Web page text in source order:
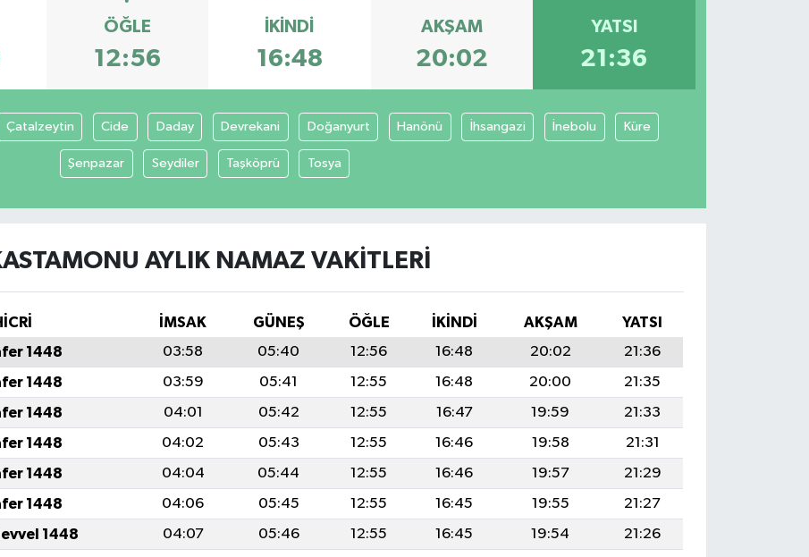
ÖĞLE
12:56
İKINDI
16:48
AKŞAM
20:02
YATSI
21:36
Çatalzeytin Cide Daday Devrekani Doğanyurt Hanönü İhsangazi İnebolu Küre
Şenpazar Seydiler Taşköprü Tosya
AYLIK NAMAZ VAKITLERI
İMSAK GÜNEŞ ÖĞLE İKINDI AKŞAM
YATSI
1448 03:58 05:40 12:56 16:48 20:02
21:36
1448 03:59 05:41 12:55 16:48 20:00
21:35
1448 04:01 05:42 12:55 16:47 19:59
21:33
1448 04:02 05:43 12:55 16:46 19:58
21:31
1448 04:04 05:44 12:55 16:46 19:57
21:29
1448 04:06 05:45 12:55 16:45 19:55
21:27
1448 04:07 05:46 12:55 16:45 19:54
21:26